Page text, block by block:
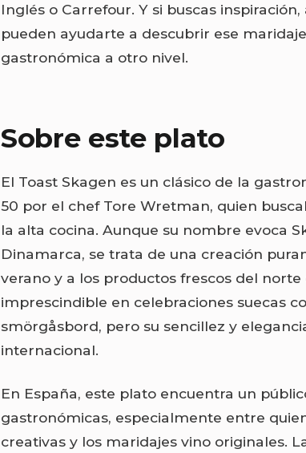
Inglés o Carrefour. Y si buscas
pueden ayudarte a descubrir ese
gastronómica a otro nivel.
Sobre este plato
El Toast Skagen es un clásico de la
50 por el chef Tore Wretman, quien
la alta cocina. Aunque su nombre evoca
Dinamarca, se trata de una creación
verano y a los productos frescos del norte
imprescindible en celebraciones suecas
smörgåsbord, pero su sencillez y
internacional.
En España, este plato encuentra un
gastronómicas, especialmente entre
creativas y los maridajes vino originales.